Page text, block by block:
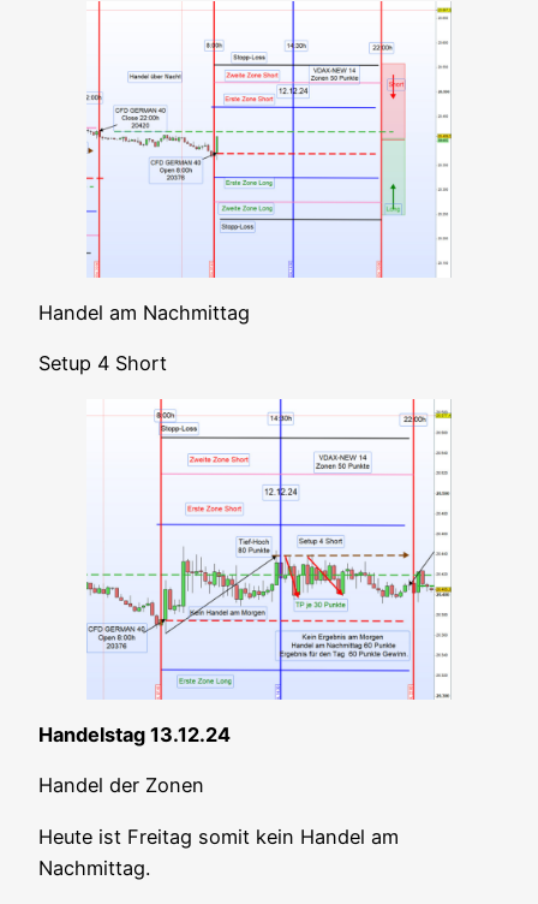
Han­del am Nachmittag
Set­up 4 Short
Han­dels­tag 13.12.24
Han­del der Zonen
Heu­te ist Frei­tag somit kein Han­del am
Nachmittag.